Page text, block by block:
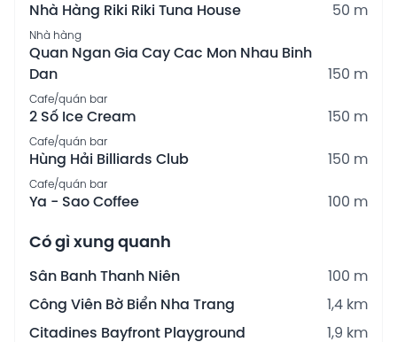
Nhà Hàng Riki Riki Tuna House 50 m
Nhà hàng
Quan Ngan Gia Cay Cac Mon Nhau Binh
Dan
150 m
Cafe/quán bar
2 Số Ice Cream 150 m
Cafe/quán bar
Hùng Hải Billiards Club 150 m
Cafe/quán bar
Ya - Sao Coffee 100 m
Có gì xung quanh
Sân Banh Thanh Niên
100 m
Công Viên Bờ Biển Nha Trang
1,4 km
Citadines Bayfront Playground
1,9 km